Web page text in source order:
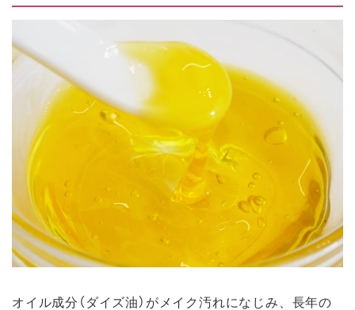
オイル成分（ダイズ油）がメイク汚れになじみ、長年の